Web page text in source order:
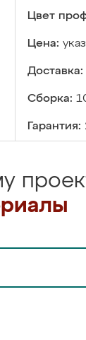
Цвет
Цена:
Доставка:
Сборка:
Гарантия: